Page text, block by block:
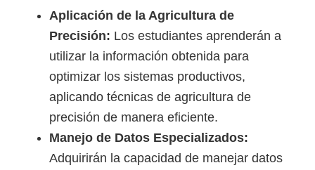
Aplicación de la Agricultura de
Precisión: Los estudiantes aprenderán a
utilizar la información obtenida para
optimizar los sistemas productivos,
aplicando técnicas de agricultura de
precisión de manera eficiente.
Manejo de Datos Especializados:
Adquirirán la capacidad de manejar datos